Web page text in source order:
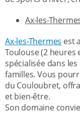
Ax-les-
Ax-les-Thermes est
Toulouse (2 heures
spécialisée dans
familles. Vous
du Couloubret,
et bien-être.
Son domaine